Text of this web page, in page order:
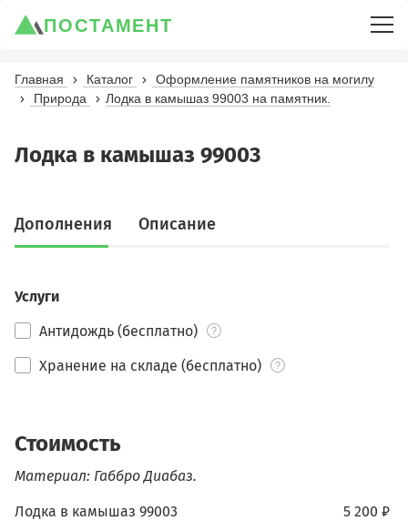
ПОСТАМЕНТ
Главная Каталог
Оформление памятников на могилу
Природа
Лодка в камышаз 99003 на памятник.
Лодка в камышаз 99003
Дополнения Описание
Услуги
Антидождь (бесплатно)
Хранение на складе (бесплатно)
Стоимость
Материал: Габбро Диабаз.
5 200 ₽
Лодка в камышаз 99003